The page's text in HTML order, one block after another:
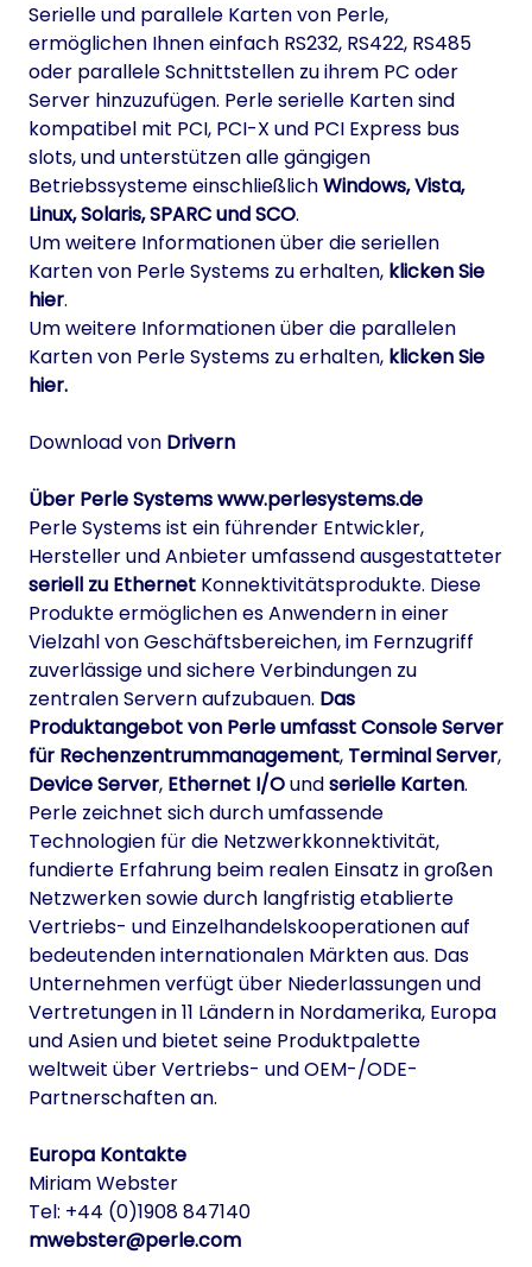
Serielle und parallele Karten von Perle,
ermöglichen Ihnen einfach RS232, RS422, RS485
oder parallele Schnittstellen zu ihrem PC oder
Server hinzuzufügen. Perle serielle Karten sind
kompatibel mit PCI, PCI-X und PCI Express bus
slots, und unterstützen alle gängigen
Betriebssysteme einschließlichWindows, Vista,
Linux, Solaris, SPARC und SCO.
Um weitere Informationen über die seriellen
Karten von Perle Systems zu erhalten, klicken Sie
hier.
Um weitere Informationen über die parallelen
Karten von Perle Systems zu erhalten, klicken Sie
hier.
Download von Drivern
Über Perle Systemswww.perlesystems.de
Perle Systems ist ein führender Entwickler,
Hersteller und Anbieter umfassend ausgestatteter
seriell zu Ethernet Konnektivitätsprodukte. Diese
Produkte ermöglichen es Anwendern in einer
Vielzahl von Geschäftsbereichen, im Fernzugriff
zuverlässige und sichere Verbindungen zu
zentralen Servern aufzubauen. Das
Produktangebot von Perle umfasst Console Server
für Rechenzentrummanagement, Terminal Server,
Device Server, Ethernet I/Oundserielle Karten.
Perle zeichnet sich durch umfassende
Technologien für die Netzwerkkonnektivität,
fundierte Erfahrung beim realen Einsatz in großen
Netzwerken sowie durch langfristig etablierte
Vertriebs- und Einzelhandelskooperationen auf
bedeutenden internationalen Märkten aus. Das
Unternehmen verfügt über Niederlassungen und
Vertretungen in 11 Ländern in Nordamerika, Europa
und Asien und bietet seine Produktpalette
weltweit über Vertriebs- und OEM-/ODE-
Partnerschaften an.
Europa Kontakte
Miriam Webster
Tel: +44 (0)1908 847140
mwebster@perle.com